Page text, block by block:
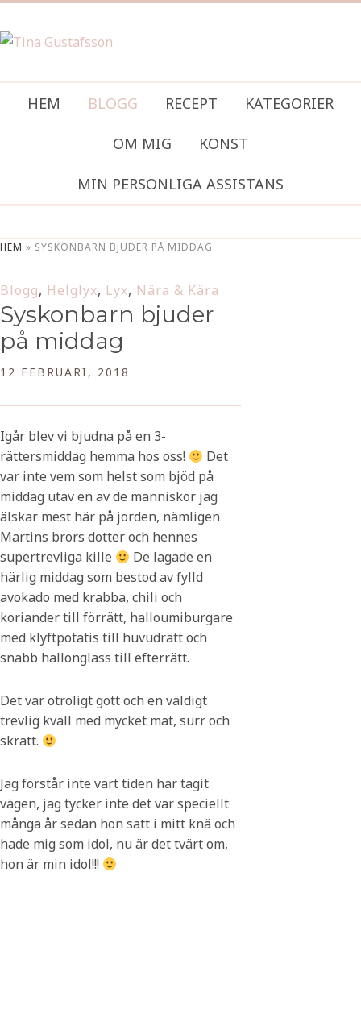
HEM BLOGG RECEPT KATEGORIER
OM MIG KONST
MIN PERSONLIGA ASSISTANS
HEM » SYSKONBARN BJUDER PÅ MIDDAG
Blogg, Helglyx, Lyx, Nära & Kära
Syskonbarn bjuder
på middag
12 FEBRUARI, 2018
Igår blev vi bjudna på en 3-
rättersmiddag hemma hos oss!
Det
var inte vem som helst som bjöd på
middag utav en av de människor jag
älskar mest här på jorden, nämligen
Martins brors dotter och hennes
supertrevliga kille
De lagade en
härlig middag som bestod av fylld
avokado med krabba, chili och
koriander till förrätt, halloumiburgare
med klyftpotatis till huvudrätt och
snabb hallonglass till efterrätt.
Det var otroligt gott och en väldigt
trevlig kväll med mycket mat, surr och
skratt.
Jag förstår inte vart tiden har tagit
vägen, jag tycker inte det var speciellt
många år sedan hon satt i mitt knä och
hade mig som idol, nu är det tvärt om,
hon är min idol!!!